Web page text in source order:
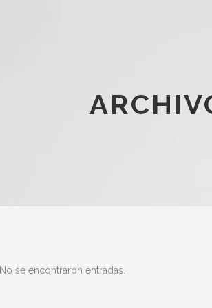
No se encontraron entradas.